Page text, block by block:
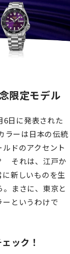
限定モデル
6日に発表された
ラーは日本の伝統
ドのアクセント
それは、江戸か
新しいものを生
まさに、東京と
ーというわけで
ック！